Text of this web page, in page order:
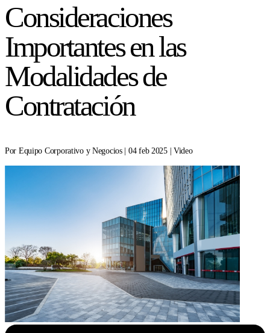
Preguntale a Qe...
Consideraciones
Importantes en las
Modalidades de
Contratación
Por Equipo Corporativo y Negocios | 04 feb 2025 | Video